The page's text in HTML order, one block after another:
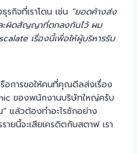
รกิจที่เราโดน เช่น “ยอดค้างส่ง
ะผิดสัญญาที่ตกลงกันไว้ ผม
เรื่องนี้เพื่อให้ผู้บริหารรับ
อการขอให้คนที่คุณดีลส่งเรื่อง
ของพนักงานบริษัทใหญ่ครับ
” แล้วต้องทำอะไรซักอย่าง
ายนี้จะเสียเครดิตกับสตาฟ เรา